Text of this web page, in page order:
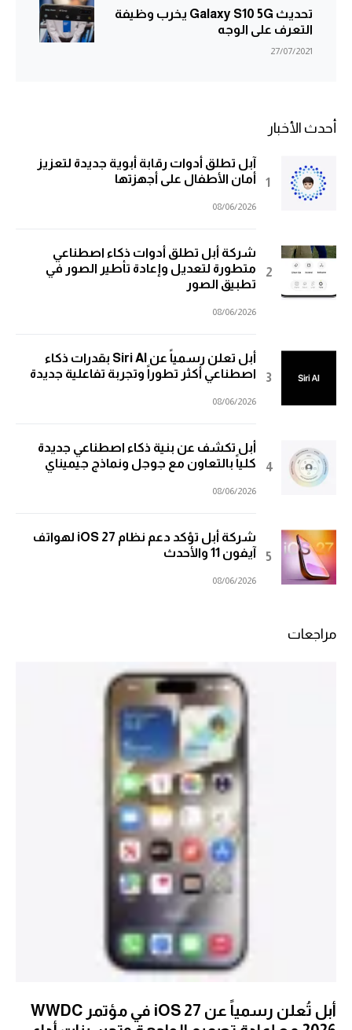
تحديث Galaxy S10 5G يخرب وظيفة
التعرف على الوجه
27/07/2021
أحدث الأخبار
آبل تطلق أدوات رقابة أبوية جديدة لتعزيز
أمان الأطفال على أجهزتها
08/06/2026
شركة أبل تطلق أدوات ذكاء اصطناعي
متطورة لتعديل وإعادة تأطير الصور في
تطبيق الصور
08/06/2026
أبل تعلن رسمياً عن Siri AI بقدرات ذكاء
اصطناعي أكثر تطوراً وتجربة تفاعلية جديدة
08/06/2026
أبل تكشف عن بنية ذكاء اصطناعي جديدة
كلياً بالتعاون مع جوجل ونماذج جيميناي
08/06/2026
شركة أبل تؤكد دعم نظام iOS 27 لهواتف
آيفون 11 والأحدث
08/06/2026
مراجعات
أبل تُعلن رسمياً عن iOS 27 في مؤتمر WWDC